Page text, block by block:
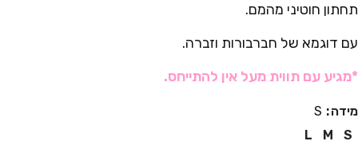
תחתון חוטיני מהמם.
עם דוגמא של חברבורות וזברה.
*מגיע עם תווית מעל אין להתייחס.
מידה
S
S
M
L